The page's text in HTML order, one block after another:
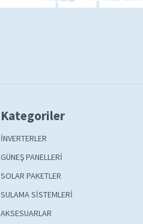
Kategoriler
İNVERTERLER
GÜNEŞ PANELLERİ
SOLAR PAKETLER
SULAMA SİSTEMLERİ
AKSESUARLAR